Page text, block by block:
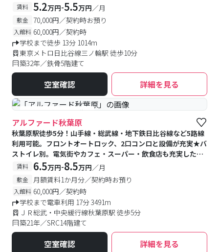
です♪無料バイク置場あり！
賃料 5.2万円-5.5万円／月
敷金 70,000円／契約時お預り
入館料 60,000円／契約時
学校まで徒歩 13分 1014m
東京メトロ日比谷線三ノ輪駅 徒歩10分
築32年／鉄骨5階建て
空室確認 詳細を見る
#予約受付中 #空室待ち
アルファード秋葉原
秋葉原駅徒歩5分！山手線・総武線・地下鉄日比谷線など5路線
利用可能。フロントオートロック、2口コンロと設備が充実★バ
ストイレ別。電気街やカフェ・スーパー・飲食店も充実した秋
葉原♪
賃料 6.5万円-8.5万円／月
敷金 月額賃料1か月分／契約時お預り
入館料 60,000円／契約時
学校まで電車利用 17分 3491m
ＪＲ総武・中央緩行線秋葉原駅 徒歩5分
築21年／SRC14階建て
空室確認 詳細を見る